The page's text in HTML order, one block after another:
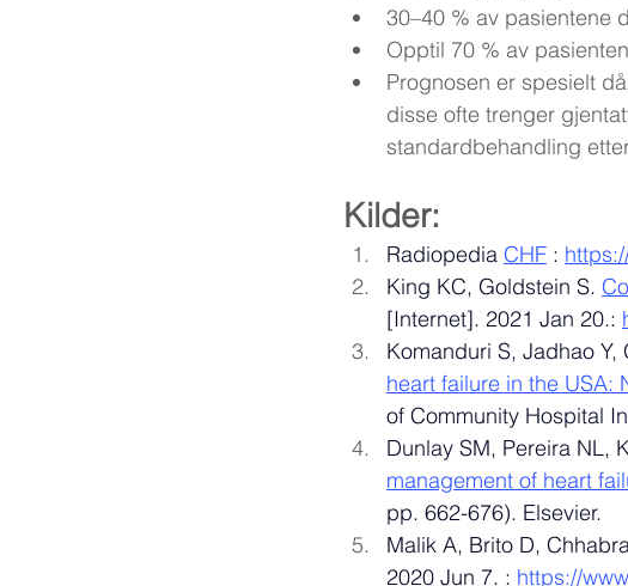
30–40 % av pasientene
Opptil 70 % av
Prognosen er spesielt
disse ofte trenger
standardbehandling
Kilder:
Radiopedia CHF :
King KC, Goldstein S.
[Internet]. 2021 Jan 20.:
Komanduri S, Jadhao Y,
heart failure in the USA:
of Community Hospital
Dunlay SM, Pereira NL,
management of heart
pp. 662-676). Elsevier.
Malik A, Brito D,
2020 Jun 7. : https://